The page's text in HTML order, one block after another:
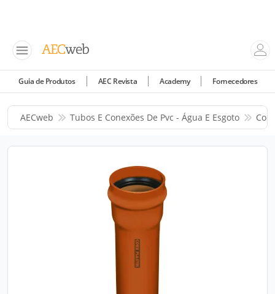
Guia de Produtos AEC Revista Academy Fornecedores
AECweb Tubos E Conexões De Pvc - Água E Esgoto